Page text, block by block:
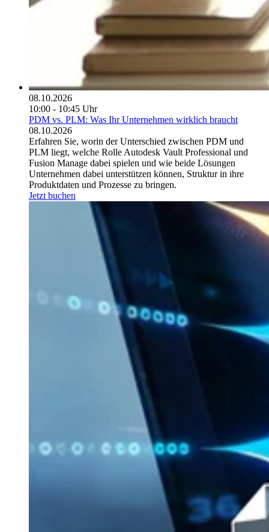
08.10.2026
10:00 - 10:45 Uhr
PDM vs. PLM: Was Ihr Unternehmen wirklich braucht
08.10.2026
Erfahren Sie, worin der Unterschied zwischen PDM und
PLM liegt, welche Rolle Autodesk Vault Professional und
Fusion Manage dabei spielen und wie beide Lösungen
Unternehmen dabei unterstützen können, Struktur in ihre
Produktdaten und Prozesse zu bringen.
Jetzt buchen